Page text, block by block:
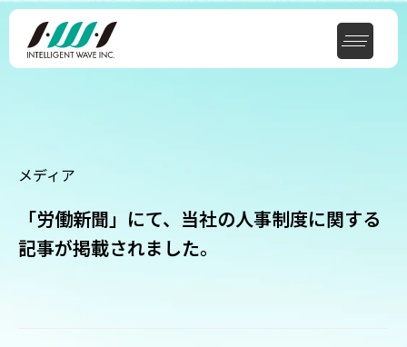
メディア
「労働新聞」にて、当社の人事制度に関する
記事が掲載されました。